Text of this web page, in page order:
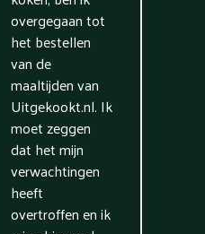
overgegaan tot
het bestellen
van de
maaltijden van
Uitgekookt.nl. Ik
moet zeggen
dat het mijn
verwachtingen
heeft
overtroffen en ik